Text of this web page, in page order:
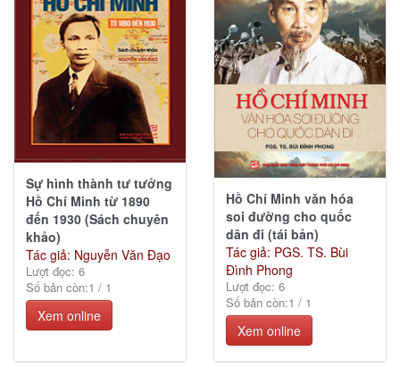
Sự hình thành tư tưởng
Hồ Chí Minh từ 1890
đến 1930 (Sách chuyên
khảo)
Tác giả: Nguyễn Văn Đạo
Lượt đọc: 6
Số bản còn:1 /1
Xem online
Hồ Chí Minh văn hóa
soi đường cho quốc
dân đi (tái bản)
Tác giả: PGS. TS. Bùi
Đình Phong
Lượt đọc: 6
Số bản còn:1 /1
Xem online